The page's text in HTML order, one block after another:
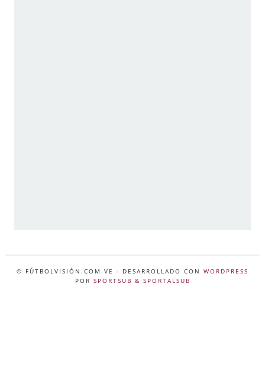
© FÚTBOLVISIÓN.COM.VE - DESARROLLADO CON WORDPRESS
POR SPORTSUB & SPORTALSUB